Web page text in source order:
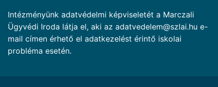
Intézményünk adatvédelmi képviseletét a Marczali
Ügyvédi Iroda látja el, aki az adatvedelem@szlai.hu e-
mail címen érhető el adatkezelést érintő iskolai
probléma esetén.